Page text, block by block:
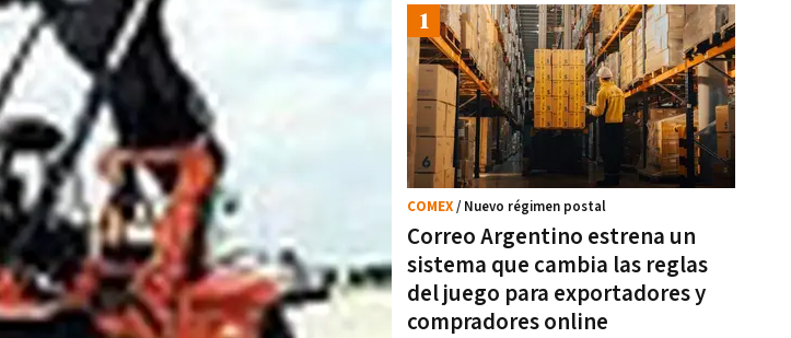
Correo Argentino estrena un
sistema que cambia las reglas
del juego para exportadores y
compradores online
COMEX/ Nuevo régimen postal